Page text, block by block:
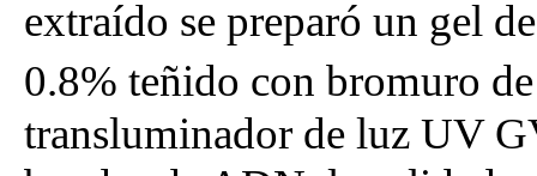
extraído se preparó un gel
0.8% teñido con bromuro
transluminador de luz UV